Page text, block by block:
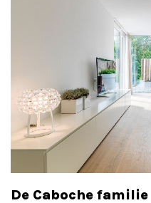
De Caboche familie